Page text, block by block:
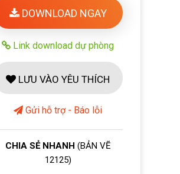
DOWNLOAD NGAY
Link download dự phòng
LƯU VÀO YÊU THÍCH
Gửi hỗ trợ - Báo lỗi
CHIA SẺ NHANH (BẢN VẼ
12125)